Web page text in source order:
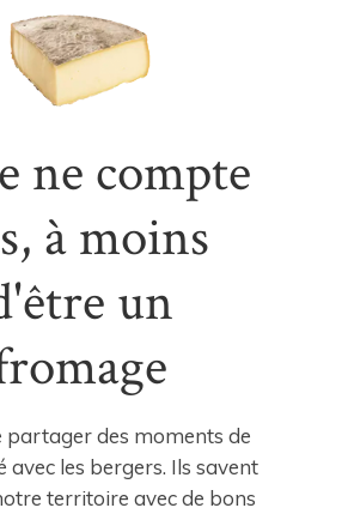
ne compte
à moins
un
partager des moments de
avec les bergers. Ils savent
territoire avec de bons